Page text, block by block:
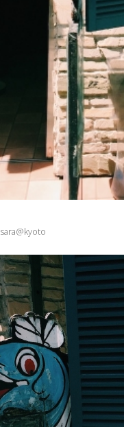
sara@kyoto